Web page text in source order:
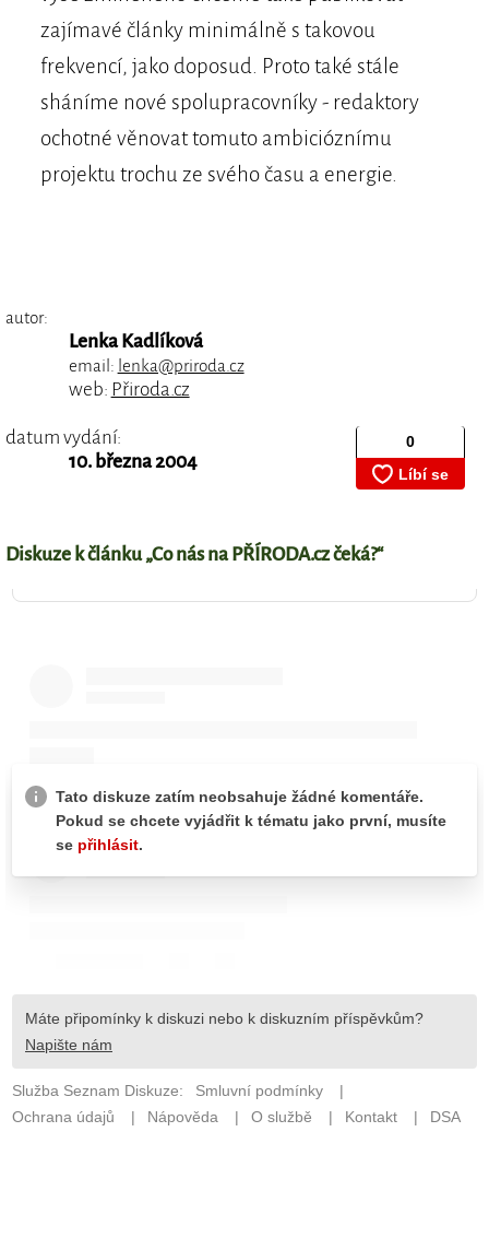
zajímavé články minimálně s takovou
frekvencí, jako doposud. Proto také stále
sháníme nové spolupracovníky - redaktory
ochotné věnovat tomuto ambicióznímu
projektu trochu ze svého času a energie.
autor:
Lenka Kadlíková
email: lenka@priroda.cz
web: Přiroda.cz
datum vydání:
10. března 2004
Diskuze k článku „Co nás na PŘÍRODA.cz čeká?“